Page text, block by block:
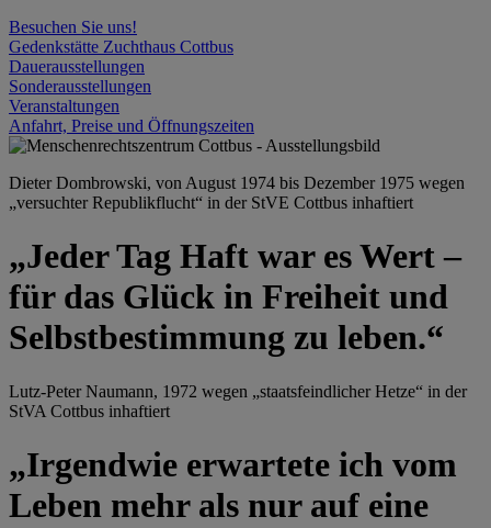
Besuchen Sie uns!
Gedenkstätte Zuchthaus Cottbus
Dauerausstellungen
Sonderausstellungen
Veranstaltungen
Anfahrt, Preise und Öffnungszeiten
Dieter Dombrowski, von August 1974 bis Dezember 1975 wegen
„versuchter Republikflucht“ in der StVE Cottbus inhaftiert
„Jeder Tag Haft war es Wert –
für das Glück in Freiheit und
Selbstbestimmung zu leben.“
Lutz-Peter Naumann, 1972 wegen „staatsfeindlicher Hetze“ in der
StVA Cottbus inhaftiert
„Irgendwie erwartete ich vom
Leben mehr als nur auf eine